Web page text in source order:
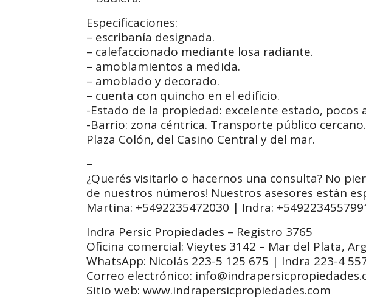
Especificaciones:
– escribanía designada.
– calefaccionado mediante losa radiante.
– amoblamientos a medida.
– amoblado y decorado.
– cuenta con quincho en el edificio.
-Estado de la propiedad: excelente estado, pocos
-Barrio: zona céntrica. Transporte público
Plaza Colón, del Casino Central y del mar.
–
¿Querés visitarlo o hacernos una consulta? No
de nuestros números! Nuestros asesores están
Martina: +5492235472030 | Indra:
Indra Persic Propiedades – Registro 3765
Oficina comercial: Vieytes 3142 – Mar del Plata,
WhatsApp: Nicolás 223-5 125 675 | Indra 223-4
Correo electrónico:
Sitio web: www.indrapersicpropiedades.com